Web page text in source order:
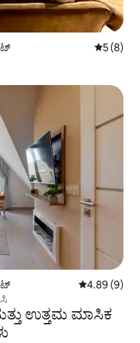
5 ರಲ್ಲಿ 5
5 (8)
5 ರಲ್ಲಿ 4.89
4.89 (9)
ಉತ್ತಮ ಮಾಸಿಕ